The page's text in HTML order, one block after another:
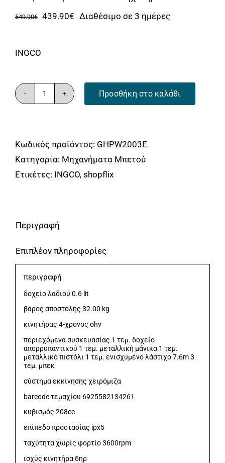
Αυτοκίνητο
Επικοινωνία
549.90€ Original
439.90€ ΗΔιαθέσιμο σε 3 ημέρες
INGCO
Βενζινοκίνητο
ποσότητα
Προσθήκη στο καλάθι
Κωδικός προϊόντος: GHPW2003E
Κατηγορία: Μηχανήματα Μπετού
Ετικέτες: INGCO, shopflix
Περιγραφή
Επιπλέον πληροφορίες
περιγραφή
δοχείο λαδιού 0.6 lit
βάρος αποστολής 32.00 kg
κινητήρας 4-χρονος ohv
περιεχόμενα συσκευασίας 1 τεμ. δοχείο
απορρυπαντικού 1 τεμ. μεταλλική μάνικα 1 τεμ.
μεταλλικό πιστόλι 1 τεμ. ενισχυμένο λάστιχο 7.6m 3
τεμ. μπεκ
σύστημα εκκίνησης χειρόμιζα
barcode τεμαχίου 6925582134261
κυβισμός 208cc
επίπεδο προστασίας ipx5
ταχύτητα χωρίς φορτίο 3600rpm
ισχύς κινητήρα 6ηρ